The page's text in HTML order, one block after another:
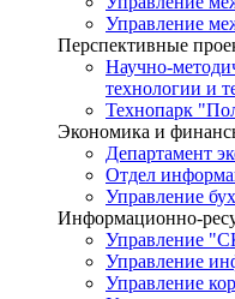
Управление
Перспективные
Научно-
технологии и
Технопарк
Экономика и
Департамент
Отдел
Управление
Информационно-
Управление
Управление
Управление